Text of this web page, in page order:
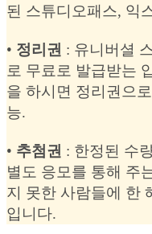
된 스튜디오패스, 익
• 정리권 : 유니버셜
로 무료로 발급받는
을 하시면 정리권으
능.
• 추첨권 : 한정된 수
별도 응모를 통해 주
지 못한 사람들에 한
입니다.